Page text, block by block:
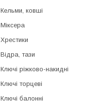
Кельми, ковші
Міксера
Хрестики
Відра, тази
Ключі ріжково-накидні
Ключі торцеві
Ключі балонні